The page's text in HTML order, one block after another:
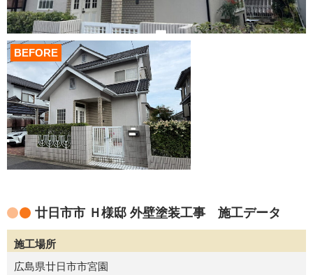
BEFORE
廿日市市 Ｈ様邸 外壁塗装工事 施工データ
施工場所
広島県廿日市市宮園